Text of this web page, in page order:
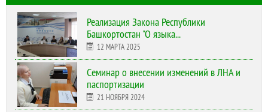
Реализация Закона Республики
Башкортостан "О языка...
12 МАРТА 2025
Cеминар о внесении изменений в ЛНА и
паспортизации
21 НОЯБРЯ 2024